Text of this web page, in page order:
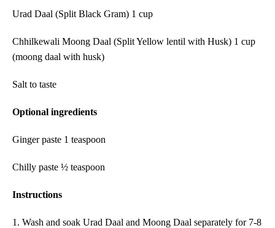
Urad Daal (Split Black Gram) 1 cup
Chhilkewali Moong Daal (Split Yellow lentil with Husk) 1 cup
(moong daal with husk)
Salt to taste
Optional ingredients
Ginger paste 1 teaspoon
Chilly paste ½ teaspoon
Instructions
1. Wash and soak Urad Daal and Moong Daal separately for 7-8